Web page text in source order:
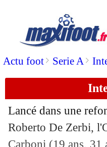
Actu foot> Serie A>
Lancé dans une
Roberto De Zerbi,
Carboni (19 ans, 31
:
02/07 Bologne:
02/07 Inter: départ
02/07 Brest: